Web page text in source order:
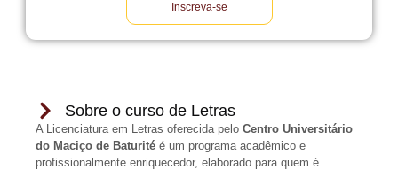
Inscreva-se
Sobre o curso de Letras
A Licenciatura em Letras oferecida pelo Centro Universitário
do Maciço de Baturité é um programa acadêmico e
profissionalmente enriquecedor, elaborado para quem é